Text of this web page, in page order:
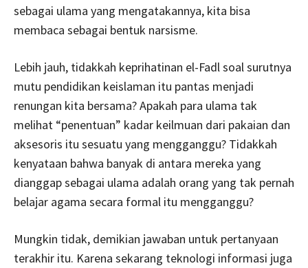
sebagai ulama yang mengatakannya, kita bisa
membaca sebagai bentuk narsisme.
Lebih jauh, tidakkah keprihatinan el-Fadl soal surutnya
mutu pendidikan keislaman itu pantas menjadi
renungan kita bersama? Apakah para ulama tak
melihat “penentuan” kadar keilmuan dari pakaian dan
aksesoris itu sesuatu yang mengganggu? Tidakkah
kenyataan bahwa banyak di antara mereka yang
dianggap sebagai ulama adalah orang yang tak pernah
belajar agama secara formal itu mengganggu?
Mungkin tidak, demikian jawaban untuk pertanyaan
terakhir itu. Karena sekarang teknologi informasi juga